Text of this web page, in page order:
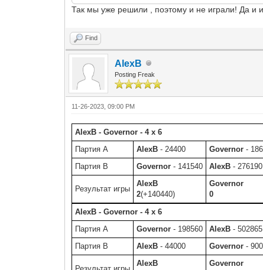
Так мы уже решили , поэтому и не играли! Да и
Find
AlexB
Posting Freak
11-26-2023, 09:00 PM
AlexB - Governor - 4 x 6
Партия A
AlexB - 24400 Governor -
Партия B
Governor - 141540 AlexB - 276190
Результат игры
AlexB
2(+140440)
Governor
0
AlexB - Governor - 4 x 6
Партия A
Governor - 198560 AlexB - 502865
Партия B
AlexB - 44000 Governor -
AlexB
Governor